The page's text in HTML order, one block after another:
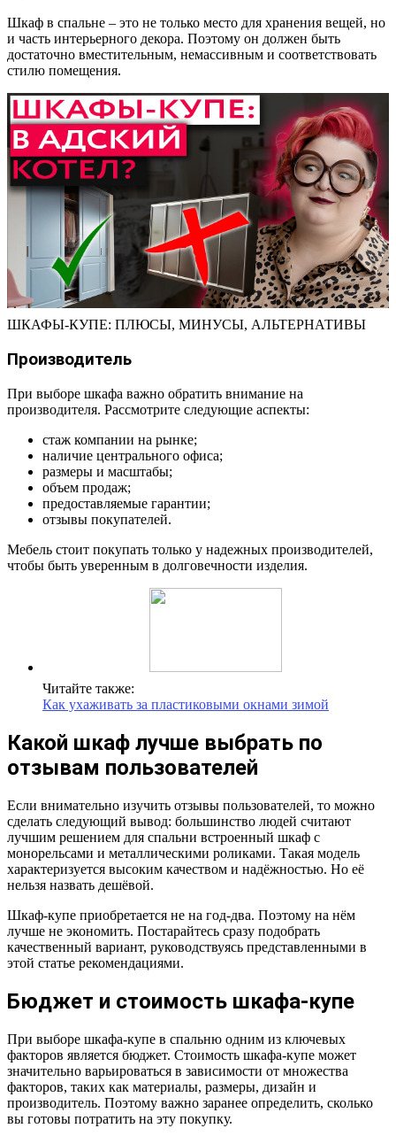
Шкаф в спальне – это не только место для хранения вещей, но
и часть интерьерного декора. Поэтому он должен быть
достаточно вместительным, немассивным и соответствовать
стилю помещения.
ШКАФЫ-КУПЕ: ПЛЮСЫ, МИНУСЫ, АЛЬТЕРНАТИВЫ
Производитель
При выборе шкафа важно обратить внимание на
производителя. Рассмотрите следующие аспекты:
стаж компании на рынке;
наличие центрального офиса;
размеры и масштабы;
объем продаж;
предоставляемые гарантии;
отзывы покупателей.
Мебель стоит покупать только у надежных производителей,
чтобы быть уверенным в долговечности изделия.
Читайте также:
Как ухаживать за пластиковыми окнами зимой
Какой шкаф лучше выбрать по
отзывам пользователей
Если внимательно изучить отзывы пользователей, то можно
сделать следующий вывод: большинство людей считают
лучшим решением для спальни встроенный шкаф с
монорельсами и металлическими роликами. Такая модель
характеризуется высоким качеством и надёжностью. Но её
нельзя назвать дешёвой.
Шкаф-купе приобретается не на год-два. Поэтому на нём
лучше не экономить. Постарайтесь сразу подобрать
качественный вариант, руководствуясь представленными в
этой статье рекомендациями.
Бюджет и стоимость шкафа-купе
При выборе шкафа-купе в спальню одним из ключевых
факторов является бюджет. Стоимость шкафа-купе может
значительно варьироваться в зависимости от множества
факторов, таких как материалы, размеры, дизайн и
производитель. Поэтому важно заранее определить, сколько
вы готовы потратить на эту покупку.